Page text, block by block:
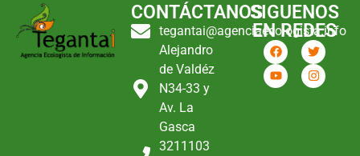
CONTÁCTANOS
tegantai@agenciaecologista.info
Alejandro
de Valdéz
N34-33 y
Av. La
Gasca
3211103
SIGUENOS
EN REDES